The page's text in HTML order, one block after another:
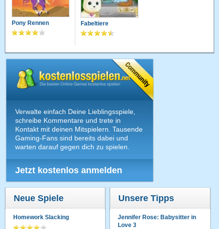
Pony Rennen Fabeltiere
Verwalte einfach Deine Lieblingsspiele,
schreibe Kommentare und trete in
Kontakt mit deinen Mitspielern. Tausende
Gaming-Fans sind bereits dabei und
warten darauf gegen dich zu spielen.
Jetzt kostenlos anmelden
Neue Spiele
Homework Slacking
Unsere Tipps
Jennifer Rose: Babysitter in
Love 3